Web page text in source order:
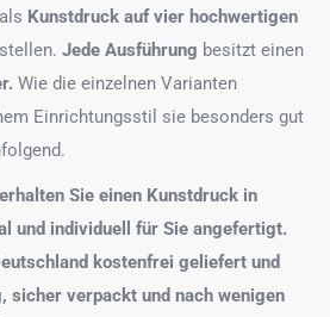
Kunstdruck auf vier hochwertigen
Jede Ausführung besitzt einen
Wie die einzelnen Varianten
Einrichtungsstil sie besonders gut
Sie einen Kunstdruck in
und individuell für Sie angefertigt.
kostenfrei geliefert und
sicher verpackt und nach wenigen